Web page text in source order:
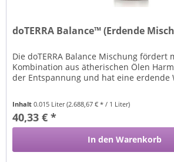
doTERRA Balance™ (Erdende
Die doTERRA Balance Mischung fördert
Kombination aus ätherischen Ölen
der Entspannung und hat eine erdende
Inhalt0.015 Liter(2.688,67 € * / 1 Liter)
40,33 € *
In den Warenkorb